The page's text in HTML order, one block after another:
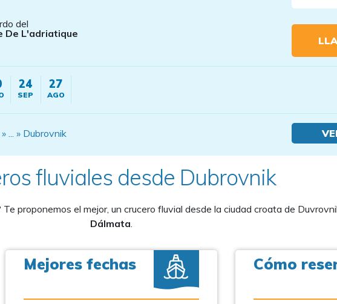
del
De L'adriatique
24
SEP
27
AGO
... » Dubrovnik
fluviales desde Dubrovnik
Te proponemos el mejor, un crucero fluvial desde la ciudad croata de
Dálmata.
Mejores fechas Cómo